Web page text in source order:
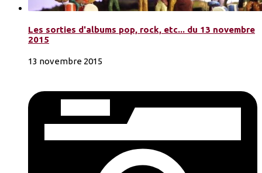
Les sorties d'albums pop, rock, etc... du 13 novembre
2015
13 novembre 2015